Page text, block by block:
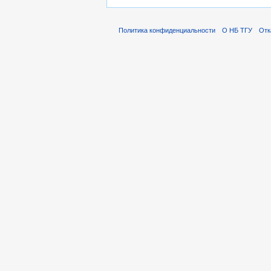
Политика конфиденциальности О НБ ТГУ